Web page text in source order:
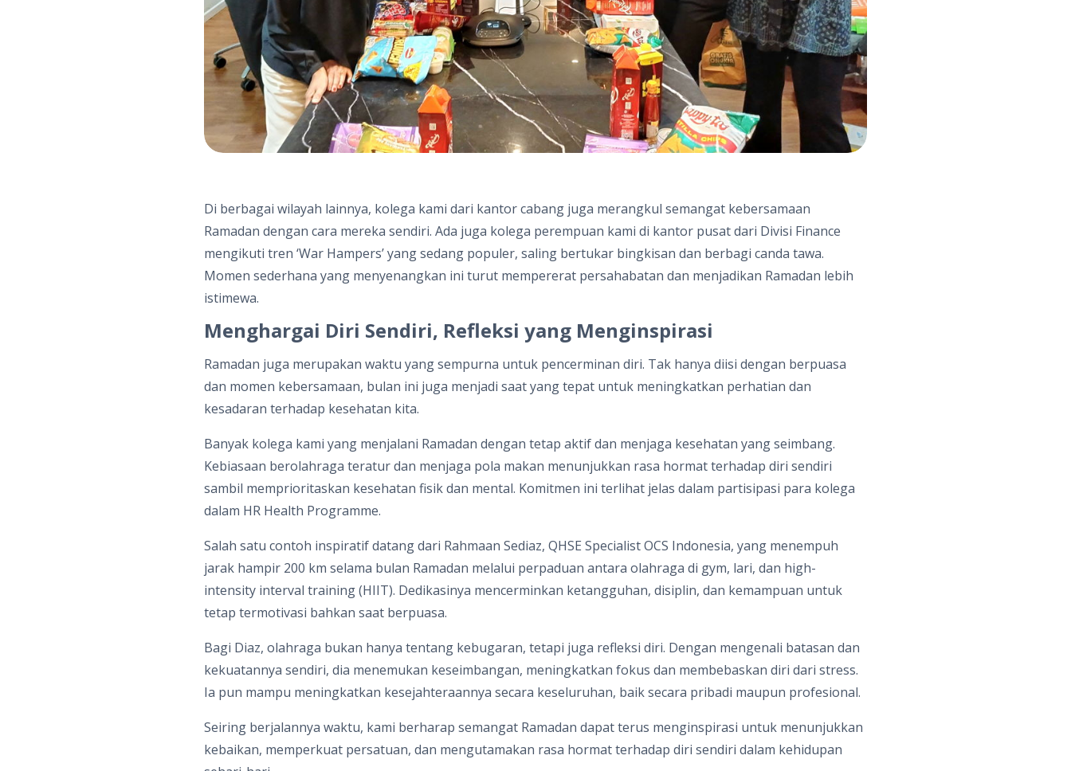
Di berbagai wilayah lainnya, kolega kami dari kantor cabang juga merangkul semangat kebersamaan
Ramadan dengan cara mereka sendiri. Ada juga kolega perempuan kami di kantor pusat dari Divisi Finance
mengikuti tren ‘War Hampers’ yang sedang populer, saling bertukar bingkisan dan berbagi canda tawa.
Momen sederhana yang menyenangkan ini turut mempererat persahabatan dan menjadikan Ramadan lebih
istimewa.
Menghargai Diri Sendiri, Refleksi yang Menginspirasi
Ramadan juga merupakan waktu yang sempurna untuk pencerminan diri. Tak hanya diisi dengan berpuasa
dan momen kebersamaan, bulan ini juga menjadi saat yang tepat untuk meningkatkan perhatian dan
kesadaran terhadap kesehatan kita.
Banyak kolega kami yang menjalani Ramadan dengan tetap aktif dan menjaga kesehatan yang seimbang.
Kebiasaan berolahraga teratur dan menjaga pola makan menunjukkan rasa hormat terhadap diri sendiri
sambil memprioritaskan kesehatan fisik dan mental. Komitmen ini terlihat jelas dalam partisipasi para kolega
dalam HR Health Programme.
Salah satu contoh inspiratif datang dari Rahmaan Sediaz, QHSE Specialist OCS Indonesia, yang menempuh
jarak hampir 200 km selama bulan Ramadan melalui perpaduan antara olahraga di gym, lari, dan high-
intensity interval training (HIIT). Dedikasinya mencerminkan ketangguhan, disiplin, dan kemampuan untuk
tetap termotivasi bahkan saat berpuasa.
Bagi Diaz, olahraga bukan hanya tentang kebugaran, tetapi juga refleksi diri. Dengan mengenali batasan dan
kekuatannya sendiri, dia menemukan keseimbangan, meningkatkan fokus dan membebaskan diri dari stress.
Ia pun mampu meningkatkan kesejahteraannya secara keseluruhan, baik secara pribadi maupun profesional.
Seiring berjalannya waktu, kami berharap semangat Ramadan dapat terus menginspirasi untuk menunjukkan
kebaikan, memperkuat persatuan, dan mengutamakan rasa hormat terhadap diri sendiri dalam kehidupan